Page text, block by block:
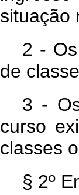
situação
2 -
de
3 -
curso
classes
§ 2º